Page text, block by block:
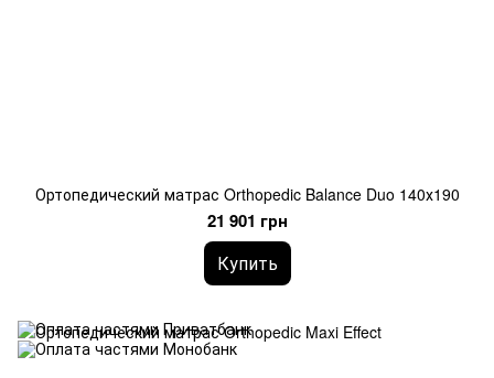
Ортопедический матрас Orthopedic Balance Duo 140х190
21 901 грн
Купить